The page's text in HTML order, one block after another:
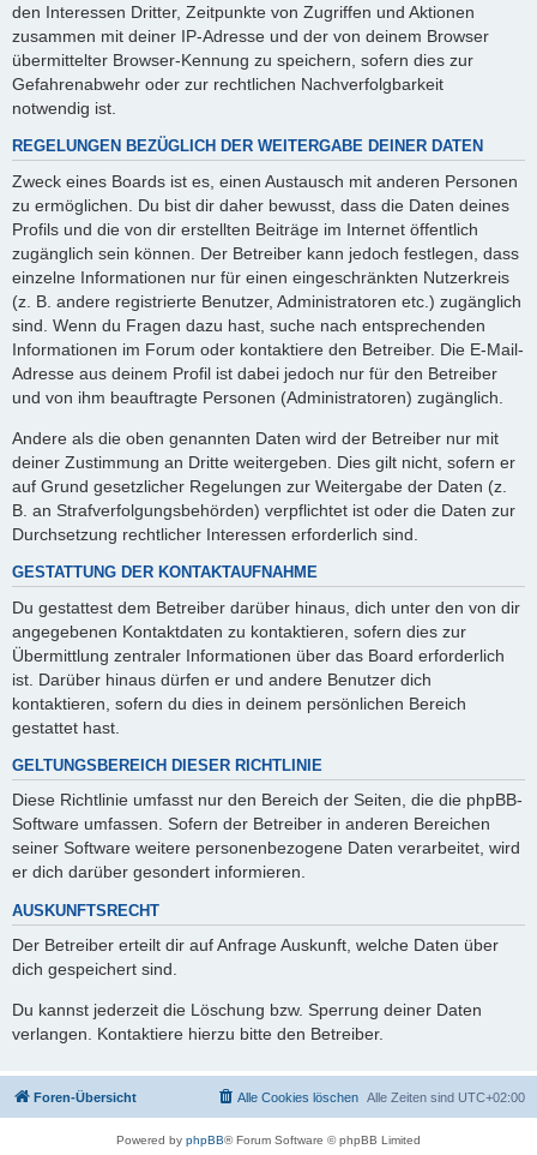
den Interessen Dritter, Zeitpunkte von Zugriffen und Aktionen
zusammen mit deiner IP-Adresse und der von deinem Browser
übermittelter Browser-Kennung zu speichern, sofern dies zur
Gefahrenabwehr oder zur rechtlichen Nachverfolgbarkeit
notwendig ist.
REGELUNGEN BEZÜGLICH DER WEITERGABE DEINER DATEN
Zweck eines Boards ist es, einen Austausch mit anderen Personen
zu ermöglichen. Du bist dir daher bewusst, dass die Daten deines
Profils und die von dir erstellten Beiträge im Internet öffentlich
zugänglich sein können. Der Betreiber kann jedoch festlegen, dass
einzelne Informationen nur für einen eingeschränkten Nutzerkreis
(z. B. andere registrierte Benutzer, Administratoren etc.) zugänglich
sind. Wenn du Fragen dazu hast, suche nach entsprechenden
Informationen im Forum oder kontaktiere den Betreiber. Die E-Mail-
Adresse aus deinem Profil ist dabei jedoch nur für den Betreiber
und von ihm beauftragte Personen (Administratoren) zugänglich.
Andere als die oben genannten Daten wird der Betreiber nur mit
deiner Zustimmung an Dritte weitergeben. Dies gilt nicht, sofern er
auf Grund gesetzlicher Regelungen zur Weitergabe der Daten (z.
B. an Strafverfolgungsbehörden) verpflichtet ist oder die Daten zur
Durchsetzung rechtlicher Interessen erforderlich sind.
GESTATTUNG DER KONTAKTAUFNAHME
Du gestattest dem Betreiber darüber hinaus, dich unter den von dir
angegebenen Kontaktdaten zu kontaktieren, sofern dies zur
Übermittlung zentraler Informationen über das Board erforderlich
ist. Darüber hinaus dürfen er und andere Benutzer dich
kontaktieren, sofern du dies in deinem persönlichen Bereich
gestattet hast.
GELTUNGSBEREICH DIESER RICHTLINIE
Diese Richtlinie umfasst nur den Bereich der Seiten, die die phpBB-
Software umfassen. Sofern der Betreiber in anderen Bereichen
seiner Software weitere personenbezogene Daten verarbeitet, wird
er dich darüber gesondert informieren.
AUSKUNFTSRECHT
Der Betreiber erteilt dir auf Anfrage Auskunft, welche Daten über
dich gespeichert sind.
Du kannst jederzeit die Löschung bzw. Sperrung deiner Daten
verlangen. Kontaktiere hierzu bitte den Betreiber.
Foren-Übersicht Alle Zeiten sind UTC+02:00
Alle Cookies löschen
Powered by phpBB® Forum Software © phpBB Limited